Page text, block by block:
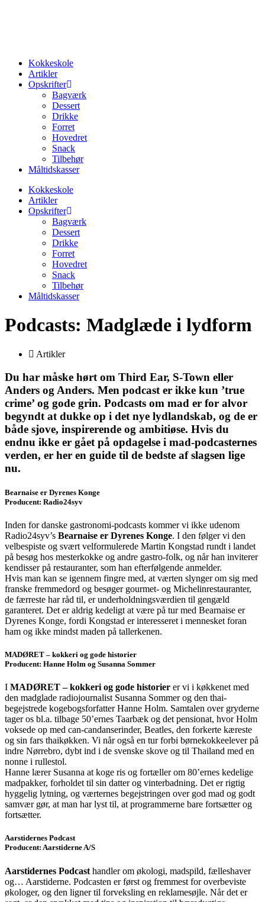
Kokkeskole
Artikler
Opskrifter
Bagværk
Dessert
Drikke
Forret
Hovedret
Snack
Tilbehør
Måltidskasser
Kokkeskole
Artikler
Opskrifter
Bagværk
Dessert
Drikke
Forret
Hovedret
Snack
Tilbehør
Måltidskasser
Podcasts: Madglæde i lydform
Artikler
Du har måske hørt om Third Ear, S-Town eller
Anders og Anders. Men podcast er ikke kun ’true
crime’ og gode grin. Podcasts om mad er for alvor
begyndt at dukke op i det nye lydlandskab, og de er
både sjove, inspirerende og ambitiøse. Hvis du
endnu ikke er gået på opdagelse i mad-podcasternes
verden, er her en guide til de bedste af slagsen lige
nu.
Bearnaise er Dyrenes Konge
Producent: Radio24syv
Inden for danske gastronomi-podcasts kommer vi ikke udenom
Radio24syv’s Bearnaise er Dyrenes Konge. I den følger vi den
velbespiste og svært velformulerede Martin Kongstad rundt i landet
på besøg hos mesterkokke og andre gastro-folk, og når han inviterer
kendisser på restauranter, som han efterfølgende anmelder.
Hvis man kan se igennem fingre med, at værten slynger om sig med
franske fremmedord og besøger gourmet- og Michelinrestauranter,
de færreste har råd til, er underholdningsværdien til gengæld
garanteret. Det er aldrig kedeligt at være på tur med Bearnaise er
Dyrenes Konge, fordi Kongstad er interesseret i mennesket foran
ham og ikke mindst maden på tallerkenen.
MADØRET – kokkeri og gode historier
Producent: Hanne Holm og Susanna Sommer
I MADØRET – kokkeri og gode historier er vi i køkkenet med
den madglade radiojournalist Susanna Sommer og den thai-
begejstrede kogebogsforfatter Hanne Holm. Samtalen over gryderne
tager os bl.a. tilbage 50’ernes Taarbæk og det pensionat, hvor Holm
voksede op med can-candanserinder, Beatles, den forkerte kæreste
og sin fars thaikøkken. Vi når også en tur forbi børnekokkeelever på
indre Nørrebro, dybt ind i de svenske skove og til Thailand med en
nonne i rullestol.
Hanne lærer Susanna at koge ris og fortæller om 80’ernes kedelige
madpakker, forholdet til sin datter og vinterbadning. Det er rigtig
hyggelig lytning, og værternes begejstringen over god mad og godt
samvær gør, at man har lyst til, at programmerne bare fortsætter og
fortsætter.
Aarstidernes Podcast
Producent: Aarstiderne A/S
Aarstidernes Podcast handler om økologi, madspild, fælleshaver
og… Aarstiderne. Podcasten er først og fremmest for overbeviste
økologer, og den ligner til forveksling en reklamesøjle. Når det er